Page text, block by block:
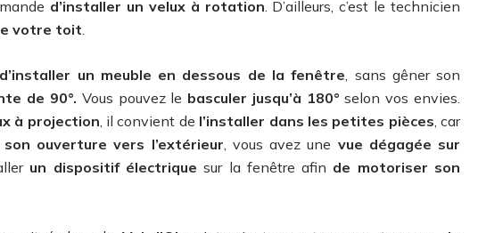
d’installer un velux à rotation . D’ailleurs, c’est le technicien
votre toit
d’installer un meuble en dessous de la fenêtre, sans gêner son
de 90°. Vous pouvez le basculer jusqu’à 180° selon vos envies.
à projection, il convient de l’installer dans les petites pièces, car
son ouverture vers l’extérieur, vous avez une vue dégagée sur
un dispositif électrique sur la fenêtre afin de motoriser son